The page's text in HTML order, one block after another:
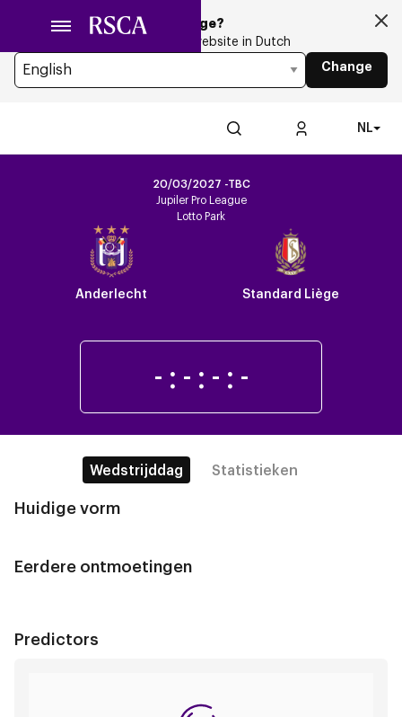
hoofdinhoud
Looking for another Language?
You’re currently browsing the website in Dutch
Change
NL
20/03/2027 -TBC
Jupiler Pro League
Lotto Park
Anderlecht Standard Liège
- : - : - : -
Wedstrijddag Statistieken
Huidige vorm
Eerdere ontmoetingen
Predictors